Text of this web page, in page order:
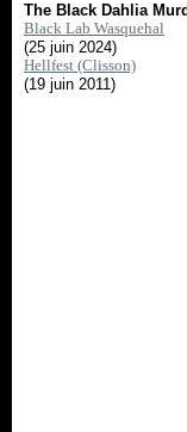
The Black Dahlia
Black Lab Wasquehal
(25 juin 2024)
Hellfest (Clisson)
(19 juin 2011)